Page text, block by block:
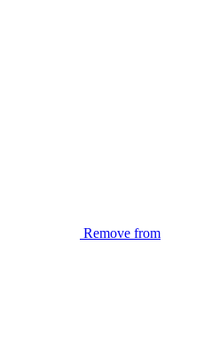
Remove from